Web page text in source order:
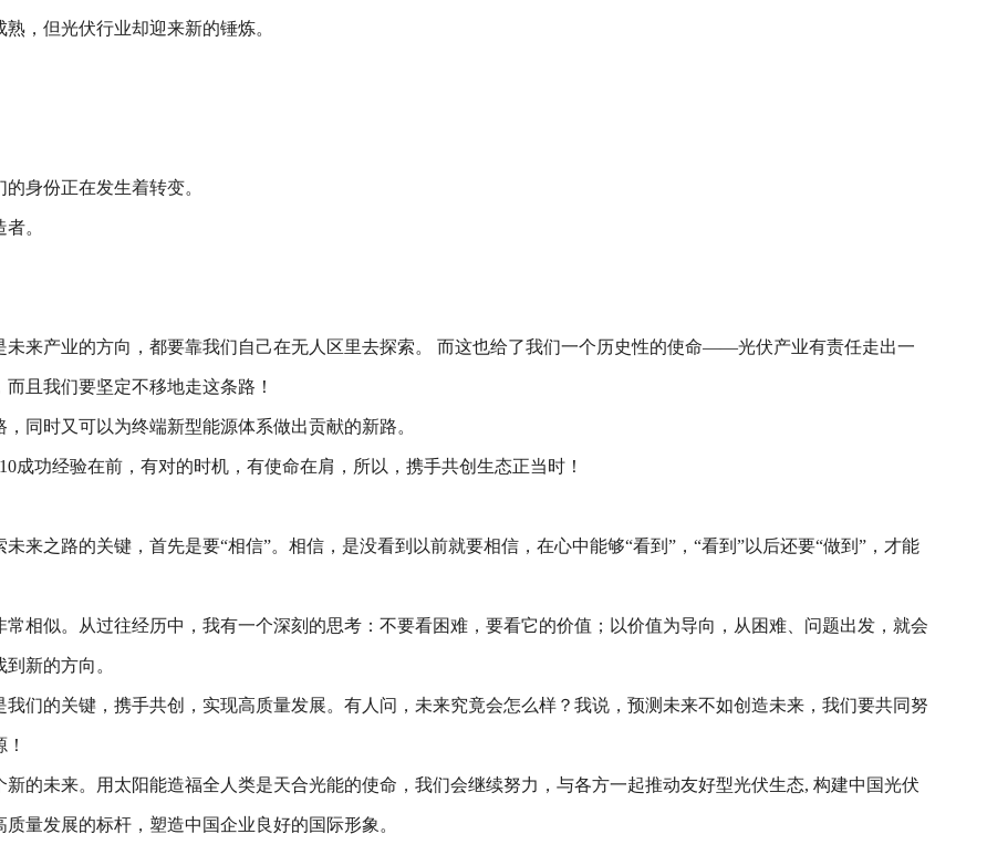
，但光伏行业却迎来新的锤炼。
身份正在发生着转变。
。
来产业的方向，都要靠我们自己在无人区里去探索。 而这也给了我们一个历史性的使命——光伏产业有责任走出一
且我们要坚定不移地走这条路！
同时又可以为终端新型能源体系做出贡献的新路。
成功经验在前，有对的时机，有使命在肩，所以，携手共创生态正当时！
来之路的关键，首先是要“相信”。相信，是没看到以前就要相信，在心中能够“看到”，“看到”以后还要“做到”，才能
相似。从过往经历中，我有一个深刻的思考：不要看困难，要看它的价值；以价值为导向，从困难、问题出发，就会
新的方向。
们的关键，携手共创，实现高质量发展。有人问，未来究竟会怎么样？我说，预测未来不如创造未来，我们要共同努
的未来。用太阳能造福全人类是天合光能的使命，我们会继续努力，与各方一起推动友好型光伏生态, 构建中国光伏
量发展的标杆，塑造中国企业良好的国际形象。